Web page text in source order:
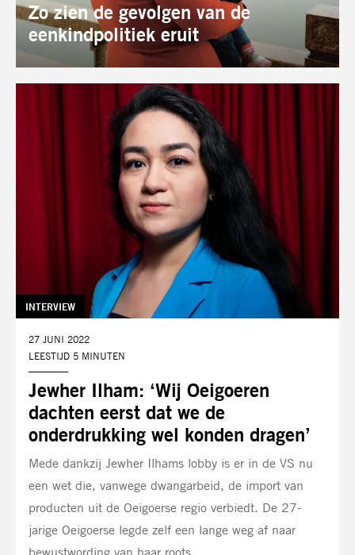
Zo zien de gevolgen van de
eenkindpolitiek eruit
Jewher Ilham: ‘Wij Oeigoeren
dachten eerst dat we de
onderdrukking wel konden dragen’
TAG:
INTERVIEW
DATUM:
27 JUNI 2022
LEESTIJD 5 MINUTEN
Mede dankzij Jewher Ilhams lobby is er in de VS nu
een wet die, vanwege dwangarbeid, de import van
producten uit de Oeigoerse regio verbiedt. De 27-
jarige Oeigoerse legde zelf een lange weg af naar
bewustwording van haar roots.